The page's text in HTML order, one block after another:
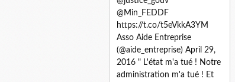
@Min_FEDDF
https://t.co/t5eVkkA3YM
Asso Aide Entreprise
(@aide_entreprise) April 29,
2016 " L'état m'a tué ! Notre
administration m'a tué ! Et